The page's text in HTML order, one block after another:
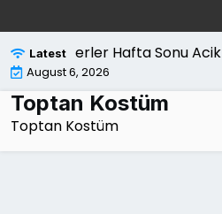
to
content
Latest
Yerler Hafta Sonu Acik Mi |
August 6, 2026
Toptan Kostüm
Toptan Kostüm